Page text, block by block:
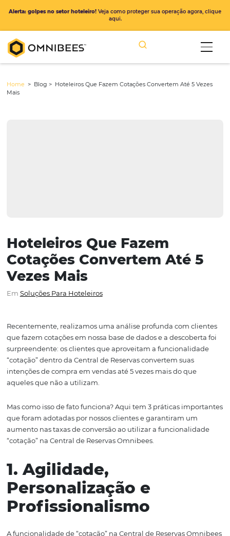
Hoteleiros Que Fazem
Vezes Mais
Soluções Para Hoteleiros
Recentemente, realizamos uma análise profunda com
surpreendente: os clientes que aproveitam a
“cotação” dentro da Central de Reservas convertem suas
intenções de compra em vendas até 5 vezes mais do
Mas como isso de fato funciona? Aqui tem 3 práticas
que foram adotadas por nossos clientes e garantiram
aumento nas taxas de conversão ao utilizar a
Alerta: golpes no setor hoteleiro!Veja como proteger sua operação